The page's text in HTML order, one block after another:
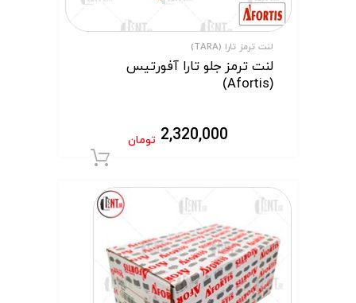
لنت ترمز تارا (TARA)
لنت ترمز جلو تارا آفورتیس
(Afortis)
2,320,000 تومان